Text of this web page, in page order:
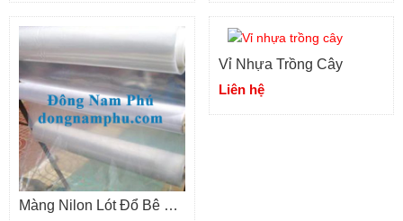
Màng Nilon Lót Đổ Bê Tông
Vỉ Nhựa Trồng Cây
Liên hệ